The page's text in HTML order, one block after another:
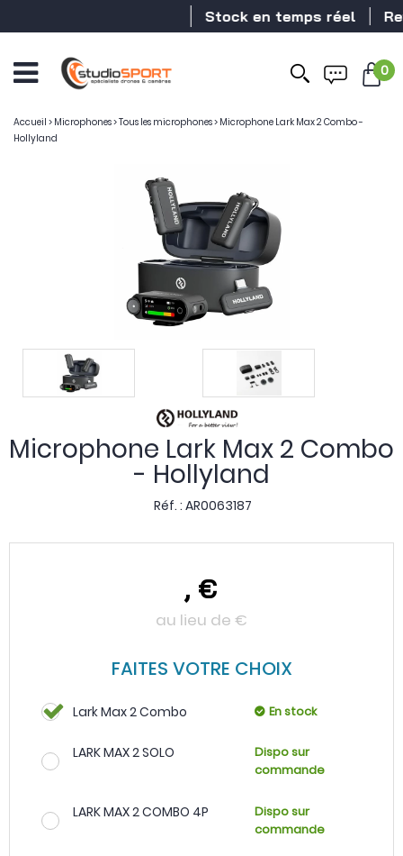
Stock en temps réel
0
Accueil > Microphones>Tous les microphones> Microphone Lark Max 2 Combo -
Hollyland
Microphone Lark Max 2 Combo
- Hollyland
Réf. : AR0063187
, €
au lieu de €
FAITES VOTRE CHOIX
Lark Max 2 Combo En stock
LARK MAX 2 SOLO
Dispo sur
commande
LARK MAX 2 COMBO 4P
Dispo sur
commande